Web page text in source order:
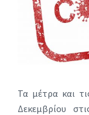
Τα μέτρα και
Δεκεμβρίου